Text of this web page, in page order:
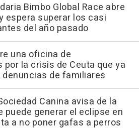
Bimbo Global Race abre
espera superar los casi
del año pasado
una oficina de
por la crisis de Ceuta que ya
de familiares
Canina avisa de la
puede generar el eclipse en
a no poner gafas a perros